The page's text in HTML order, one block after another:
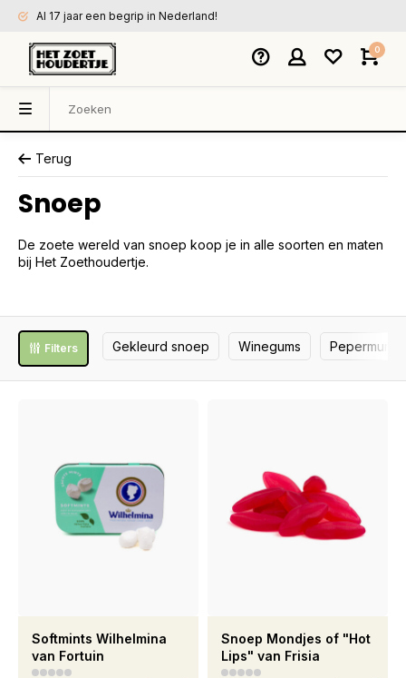
Al 17 jaar een begrip in Nederland!
0
Terug
Snoep
De zoete wereld van snoep koop je in alle soorten en maten
bij Het Zoethoudertje.
Gekleurd snoep Winegums Pepermunt
Filters
Softmints Wilhelmina
van Fortuin
Snoep Mondjes of "Hot
Lips" van Frisia